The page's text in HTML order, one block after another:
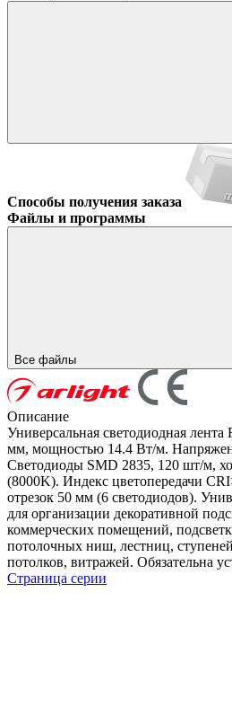
Способы получения заказа
Файлы и программы
Все файлы
Описание
Универсальная светодиодная
мм, мощностью 14.4 Вт/м.
Светодиоды SMD 2835, 120 шт/м,
(8000K). Индекс цветопередачи
отрезок 50 мм (6 светодиодов).
для организации декоративной
коммерческих помещений,
потолочных ниш, лестниц,
потолков, витражей. Обязательна
Страница серии